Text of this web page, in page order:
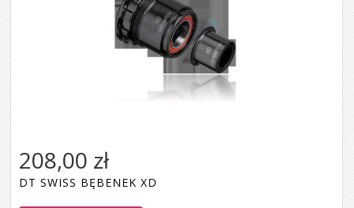
208,00 zł
DT SWISS BĘBENEK XD